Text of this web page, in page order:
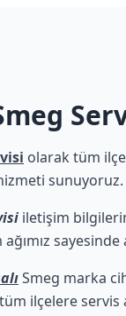
olarak tüm
sunuyoruz.
iletişim
ağımız
Smeg marka
ilçelere servis